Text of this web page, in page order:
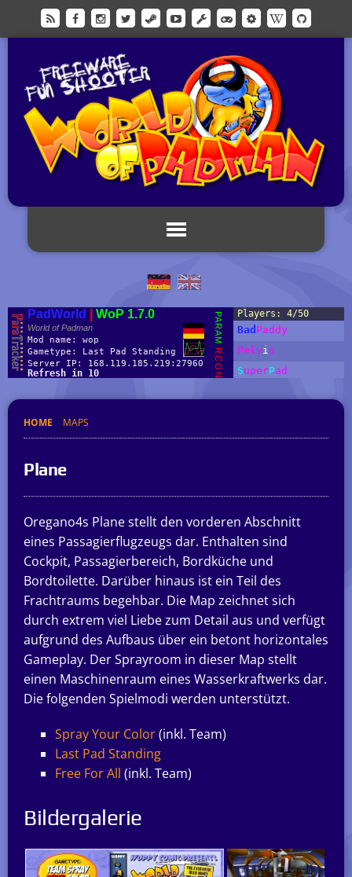
HOME MAPS
Plane
Oregano4s Plane stellt den vorderen Abschnitt
eines Passagierflugzeugs dar. Enthalten sind
Cockpit, Passagierbereich, Bordküche und
Bordtoilette. Darüber hinaus ist ein Teil des
Frachtraums begehbar. Die Map zeichnet sich
durch extrem viel Liebe zum Detail aus und verfügt
aufgrund des Aufbaus über ein betont horizontales
Gameplay. Der Sprayroom in dieser Map stellt
einen Maschinenraum eines Wasserkraftwerks dar.
Die folgenden Spielmodi werden unterstützt.
Spray Your Color(inkl. Team)
Last Pad Standing
Free For All (inkl. Team)
Bildergalerie